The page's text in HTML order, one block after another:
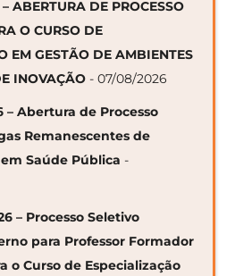
ABERTURA DE PROCESSO
O CURSO DE
EM GESTÃO DE AMBIENTES
INOVAÇÃO - 07/08/2026
– Abertura de Processo
Remanescentes de
Saúde Pública -
– Processo Seletivo
para Professor Formador
o Curso de Especialização